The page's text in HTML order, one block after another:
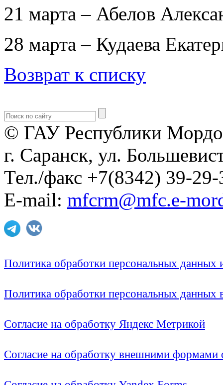
21 марта – Абелов
28 марта – Кудаева
Возврат к списку
© ГАУ Республики
г. Саранск, ул.
Тел./факс +7(8342) 39-29-
E-mail: mfcrm@mfc.e-
Политика обработки персональных
Политика обработки персональных
Согласие на обработку Яндекс Метрикой
Согласие на обработку внешними формами